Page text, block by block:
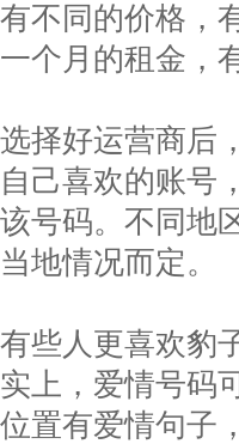
有不同的价格，
一个月的租金，
选择好运营商后
自己喜欢的账号
该号码。不同地
当地情况而定。
有些人更喜欢豹
实上，爱情号码
位置有爱情句子